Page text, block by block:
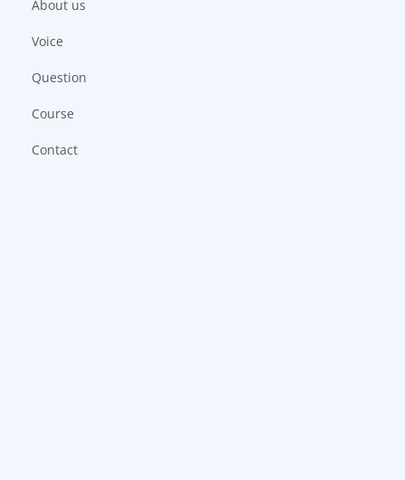
About us
Voice
Question
Course
Contact